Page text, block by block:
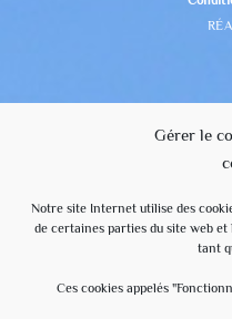
Gérer le
Notre site Internet utilise des
de certaines parties du site web
tant
Ces cookies appelés